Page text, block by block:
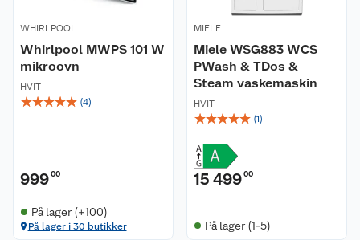
WHIRLPOOL
Whirlpool MWPS 101 W
mikroovn
HVIT
☆☆☆☆☆ (4)
99900
På lager (+100)
På lager i 30 butikker
MIELE
Miele WSG883 WCS
PWash & TDos &
Steam vaskemaskin
HVIT
☆☆☆☆☆ (1)
15 49900
På lager (1-5)